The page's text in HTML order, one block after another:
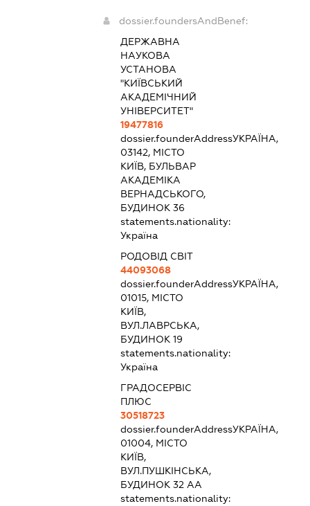
dossier.foundersAndBenef:
ДЕРЖАВНА
НАУКОВА
УСТАНОВА
"КИЇВСЬКИЙ
АКАДЕМІЧНИЙ
УНІВЕРСИТЕТ"
19477816
dossier.founderAddressУКРАЇНА,
03142, МІСТО
КИЇВ, БУЛЬВАР
АКАДЕМІКА
ВЕРНАДСЬКОГО,
БУДИНОК 36
statements.nationality:
Україна
РОДОВІД СВІТ
44093068
dossier.founderAddressУКРАЇНА,
01015, МІСТО
КИЇВ,
ВУЛ.ЛАВРСЬКА,
БУДИНОК 19
statements.nationality:
Україна
ГРАДОСЕРВІС
ПЛЮС
30518723
dossier.founderAddressУКРАЇНА,
01004, МІСТО
КИЇВ,
ВУЛ.ПУШКІНСЬКА,
БУДИНОК 32 АА
statements.nationality: